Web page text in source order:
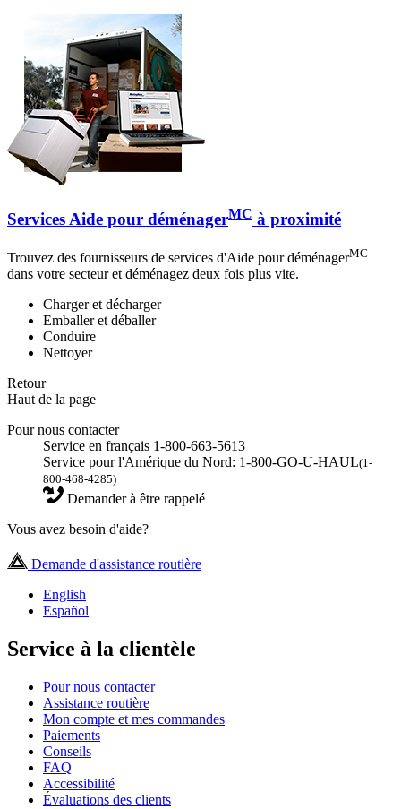
Services Aide pour déménagerMC à proximité
Trouvez des fournisseurs de services d'Aide pour déménagerMC
dans votre secteur et déménagez deux fois plus vite.
Charger et décharger
Emballer et déballer
Conduire
Nettoyer
Retour
Haut de la page
Pour nous contacter
Service en français 1-800-663-5613
Service pour l'Amérique du Nord: 1-800-GO-U-HAUL(1-
800-468-4285)
Demander à être rappelé
Vous avez besoin d'aide?
Demande d'assistance routière
English
Español
Service à la clientèle
Pour nous contacter
Assistance routière
Mon compte et mes commandes
Paiements
Conseils
FAQ
Accessibilité
Évaluations des clients